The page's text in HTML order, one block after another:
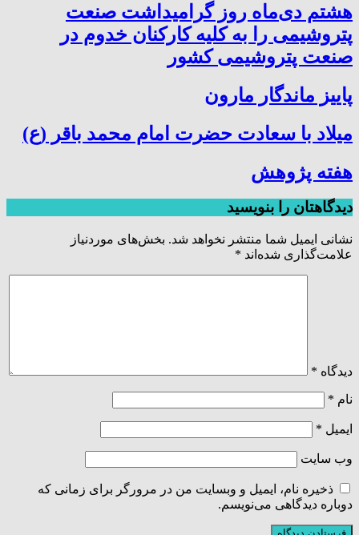
هشتم دی‌ماه روز گرامیداشت صنعت
پتروشیمی را به کلیه کارکنان خدوم در
صنعت پتروشیمی کشور
پاییز ماندگار مارون
میلاد با سعادت حضرت امام محمد باقر (ع)
هفته پژوهش
دیدگاهتان را بنویسید
نشانی ایمیل شما منتشر نخواهد شد. بخش‌های موردنیاز
علامت‌گذاری شده‌اند *
دیدگاه *
نام *
ایمیل *
وب‌ سایت
ذخیره نام، ایمیل و وبسایت من در مرورگر برای زمانی که
دوباره دیدگاهی می‌نویسم.